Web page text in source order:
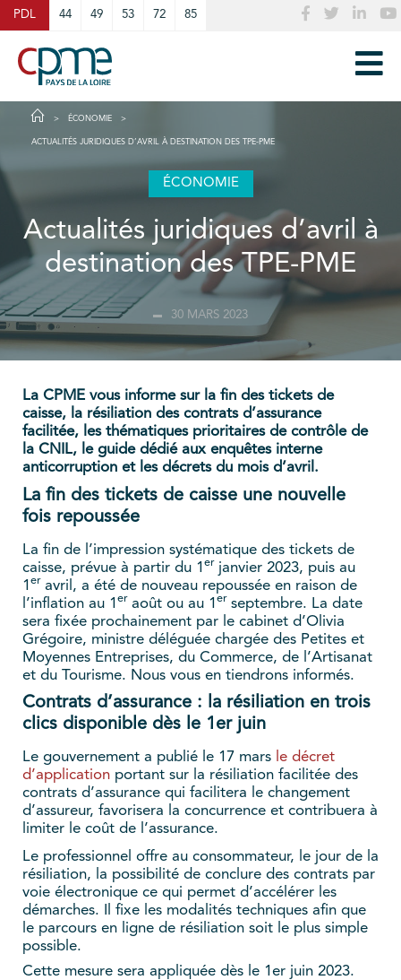
PDL 44 49 53 72 85
ÉCONOMIE
ACTUALITÉS JURIDIQUES D’AVRIL À DESTINATION DES TPE-PME
ÉCONOMIE
Actualités juridiques d’avril à
destination des TPE-PME
30 MARS 2023
La CPME vous informe sur la fin des tickets de
caisse, la résiliation des contrats d’assurance
facilitée, les thématiques prioritaires de contrôle de
la CNIL, le guide dédié aux enquêtes interne
anticorruption et les décrets du mois d’avril.
La fin des tickets de caisse une nouvelle
fois repoussée
La fin de l’impression systématique des tickets de
caisse, prévue à partir du 1 er janvier 2023, puis au
1 er avril, a été de nouveau repoussée en raison de
l’inflation au 1 er août ou au 1 er septembre. La date
sera fixée prochainement par le cabinet d’Olivia
Grégoire, ministre déléguée chargée des Petites et
Moyennes Entreprises, du Commerce, de l’Artisanat
et du Tourisme. Nous vous en tiendrons informés.
Contrats d’assurance : la résiliation en trois
clics disponible dès le 1er juin
Le gouvernement a publié le 17 mars le décret
d’application portant sur la résiliation facilitée des
contrats d’assurance qui facilitera le changement
d’assureur, favorisera la concurrence et contribuera à
limiter le coût de l’assurance.
Le professionnel offre au consommateur, le jour de la
résiliation, la possibilité de conclure des contrats par
voie électronique ce qui permet d’accélérer les
démarches. Il fixe les modalités techniques afin que
le parcours en ligne de résiliation soit le plus simple
possible.
Cette mesure sera appliquée dès le 1er juin 2023.
Cookies management panel